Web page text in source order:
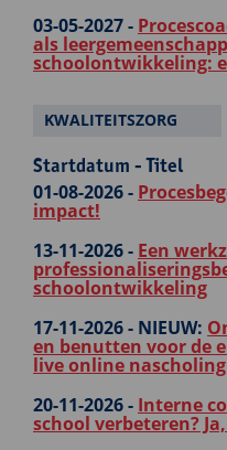
03-05-2027 -
als
schoolontwikkeling:
KWALITEITSZORG
Startdatum - Titel
01-08-2026 -
impact!
13-11-2026 - Een
schoolontwikkeling
17-11-2026 - NIEUW:
en benutten voor de
live online nascholing
20-11-2026 - Interne
school verbeteren?